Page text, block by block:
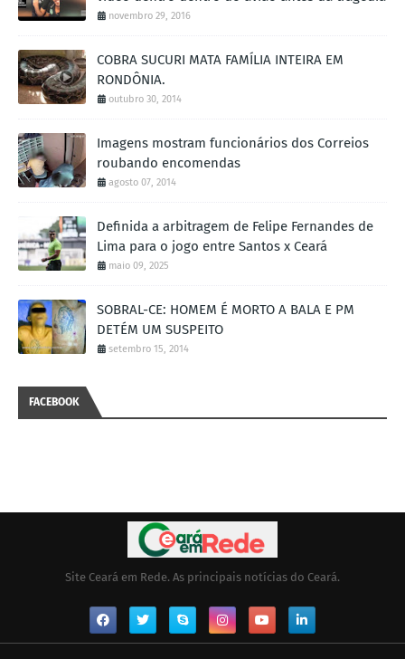
novembro 29, 2016
COBRA SUCURI MATA FAMÍLIA INTEIRA EM
RONDÔNIA.
outubro 30, 2014
Imagens mostram funcionários dos Correios
roubando encomendas
agosto 07, 2014
Definida a arbitragem de Felipe Fernandes de
Lima para o jogo entre Santos x Ceará
maio 09, 2025
SOBRAL-CE: HOMEM É MORTO A BALA E PM
DETÉM UM SUSPEITO
setembro 15, 2014
FACEBOOK
Site Ceará em Rede. As principais notícias do Ceará.